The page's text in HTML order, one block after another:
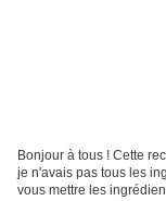
Bonjour à tous ! Cette
je n'avais pas tous les
vous mettre les